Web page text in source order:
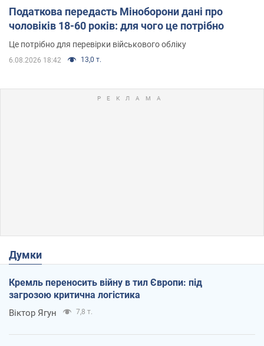
Податкова передасть Міноборони дані про
чоловіків 18-60 років: для чого це потрібно
Це потрібно для перевірки військового обліку
6.08.2026 18:42 13,0 т.
Думки
Кремль переносить війну в тил Європи: під
загрозою критична логістика
Віктор Ягун 7,8 т.